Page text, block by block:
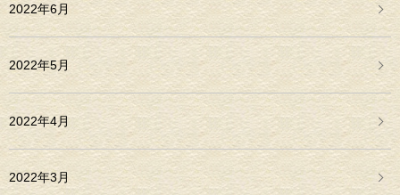
2022年6月
2022年5月
2022年4月
2022年3月